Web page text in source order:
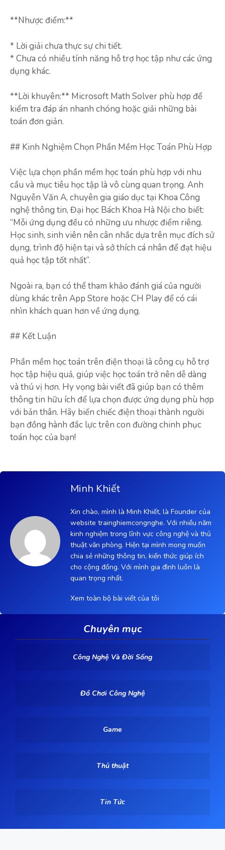
**Nhược điểm:**
* Lời giải chưa thực sự chi tiết.
* Chưa có nhiều tính năng hỗ trợ học tập như các ứng
dụng khác.
**Lời khuyên:** Microsoft Math Solver phù hợp để
kiểm tra đáp án nhanh chóng hoặc giải những bài
toán đơn giản.
## Kinh Nghiệm Chọn Phần Mềm Học Toán Phù Hợp
Việc lựa chọn phần mềm học toán phù hợp với nhu
cầu và mục tiêu học tập là vô cùng quan trọng. Anh
Nguyễn Văn A, chuyên gia giáo dục tại Khoa Công
nghệ thông tin, Đại học Bách Khoa Hà Nội cho biết:
“Mỗi ứng dụng đều có những ưu nhược điểm riêng.
Học sinh, sinh viên nên cân nhắc dựa trên mục đích sử
dụng, trình độ hiện tại và sở thích cá nhân để đạt hiệu
quả học tập tốt nhất”.
Ngoài ra, bạn có thể tham khảo đánh giá của người
dùng khác trên App Store hoặc CH Play để có cái
nhìn khách quan hơn về ứng dụng.
## Kết Luận
Phần mềm học toán trên điện thoại là công cụ hỗ trợ
học tập hiệu quả, giúp việc học toán trở nên dễ dàng
và thú vị hơn. Hy vọng bài viết đã giúp bạn có thêm
thông tin hữu ích để lựa chọn được ứng dụng phù hợp
với bản thân. Hãy biến chiếc điện thoại thành người
bạn đồng hành đắc lực trên con đường chinh phục
toán học của bạn!
Minh Khiết
Xin chào, mình là Minh Khiết, là Founder của
website trainghiemcongnghe. Với nhiều năm
kinh nghiệm trong lĩnh vực công nghệ và thủ
thuật văn phòng. Hiện tại mình mong muốn
chia sẻ những thông tin, kiến thức giúp ích
cho cộng đồng. Với mình gia đình luôn là
quan trọng nhất.
Xem toàn bộ bài viết của tôi
Chuyên mục
Công Nghệ Và Đời Sống
Đồ Chơi Công Nghệ
Game
Thủ thuật
Tin Tức